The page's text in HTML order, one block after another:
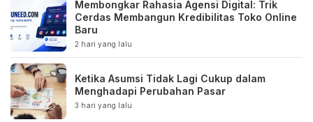
Membongkar Rahasia Agensi Digital: Trik
Cerdas Membangun Kredibilitas Toko Online
Baru
2 hari yang lalu
Ketika Asumsi Tidak Lagi Cukup dalam
Menghadapi Perubahan Pasar
3 hari yang lalu